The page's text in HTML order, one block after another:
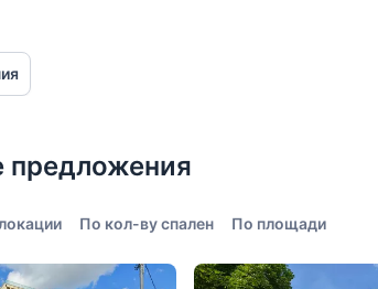
сады
красоты
предложения
По кол-ву спален По площади